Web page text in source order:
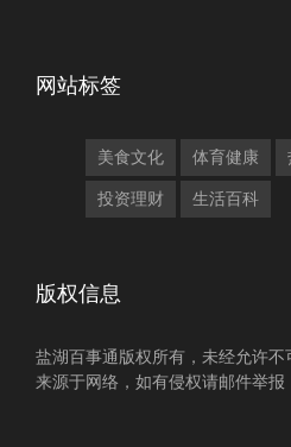
网站标签
美食文化 体育健康
投资理财 生活百科
版权信息
盐湖百事通版权所有，未经允许
来源于网络，如有侵权请邮件举报